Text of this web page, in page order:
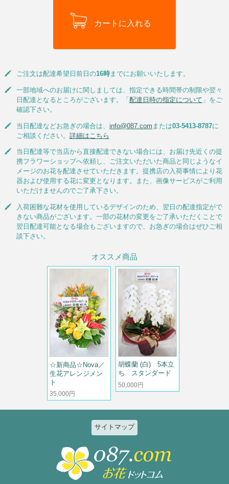
ご注文は配達希望日前日の16時までにお願いいたします。
一部地域へのお届けに関しましては、指定できる時間帯の制限や翌々
日配達となるところがございます。「 配達日時の指定について 」をご
確認下さい。
当日配達などお急ぎの場合は、 info@087.com または03-5413-8787に
ご相談ください。 詳細はこちら
当日配達等で当店から直接配達できない場合には、お届け先近くの提
携フラワーショップへ依頼し、ご注文いただいた商品と同じようなイ
メージのお花を配達させていただきます。提携店の入荷事情により花
器および使用する花に変更となります。また、画像サービスがご利用
いただけませんのでご了承下さい。
入荷困難な花材を使用しているデザインのため、翌日の配達指定がで
きない商品がございます。一部の花材の変更をご了承いただくことで
翌日配達可能となる場合もございますので、お急ぎの場合はぜひご相
談下さい。
オススメ商品
☆新商品☆Nova／
生花アレンジメン
ト
35,000円
胡蝶蘭 (白) 5本立
ち スタンダード
50,000円
サイトマップ
特集
2026ひまわりと夏の花特集
お祝い花特集～開店・移転・就
結婚記念日